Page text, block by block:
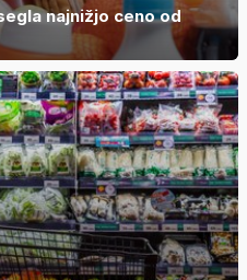
najnižjo ceno od